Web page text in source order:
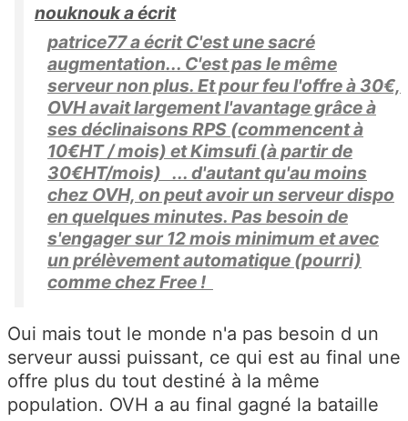
nouknouk a écrit
patrice77 a écrit C'est une sacré
augmentation... C'est pas le même
serveur non plus. Et pour feu l'offre à 30€,
OVH avait largement l'avantage grâce à
ses déclinaisons RPS (commencent à
10€HT / mois) et Kimsufi (à partir de
30€HT/mois) ... d'autant qu'au moins
chez OVH, on peut avoir un serveur dispo
en quelques minutes. Pas besoin de
s'engager sur 12 mois minimum et avec
un prélèvement automatique (pourri)
comme chez Free !
Oui mais tout le monde n'a pas besoin d un
serveur aussi puissant, ce qui est au final une
offre plus du tout destiné à la même
population. OVH a au final gagné la bataille